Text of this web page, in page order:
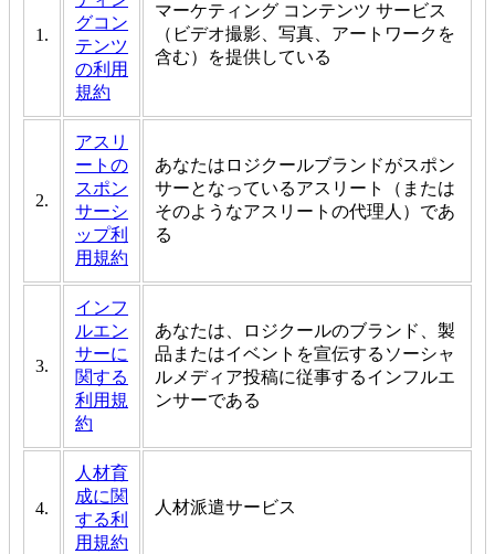
1.
グコン
テンツ
の利用
規約
マーケティング コンテンツ サービス
（ビデオ撮影、写真、アートワークを
含む）を提供している
2.
アスリ
ートの
スポン
サーシ
ップ利
用規約
あなたはロジクールブランドがスポン
サーとなっているアスリート（または
そのようなアスリートの代理人）であ
る
3.
インフ
ルエン
サーに
関する
利用規
約
あなたは、ロジクールのブランド、製
品またはイベントを宣伝するソーシャ
ルメディア投稿に従事するインフルエ
ンサーである
4.
人材育
成に関
する利
用規約
人材派遣サービス